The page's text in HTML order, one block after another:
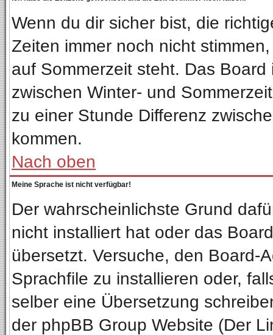
Wenn du dir sicher bist, die
Zeiten immer noch nicht
auf Sommerzeit steht. Das
zwischen Winter- und
zu einer Stunde Differenz
kommen.
Nach oben
Meine Sprache ist nicht verfügbar!
Der wahrscheinlichste Grund
nicht installiert hat oder das
übersetzt. Versuche, den Board-
Sprachfile zu installieren oder,
selber eine Übersetzung
der phpBB Group Website (Der